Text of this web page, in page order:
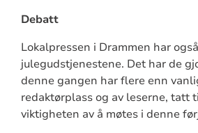
Debatt
Lokalpressen i Drammen har
julegudstjenestene. Det har de
denne gangen har flere enn
redaktørplass og av leserne, tatt
viktigheten av å møtes i denne